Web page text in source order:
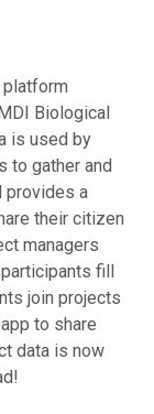
Biological
is used by
to gather and
provides a
their citizen
managers
fill
join projects
to share
data is now